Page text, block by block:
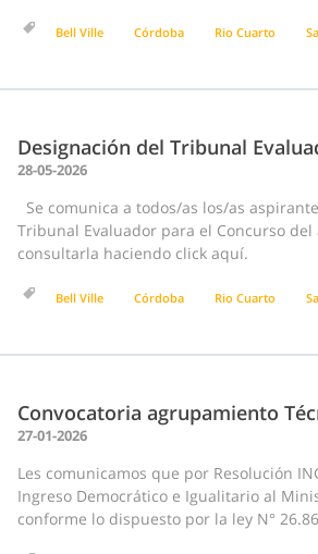
Bell Ville Córdoba Rio Cuarto
Designación del Tribunal
28-05-2026
Se comunica a todos/as los/as
Tribunal Evaluador para el Concurso
consultarla haciendo click aquí.
Bell Ville Córdoba Rio Cuarto
Convocatoria agrupamiento
27-01-2026
Les comunicamos que por Resolución
Ingreso Democrático e Igualitario al
conforme lo dispuesto por la ley N°